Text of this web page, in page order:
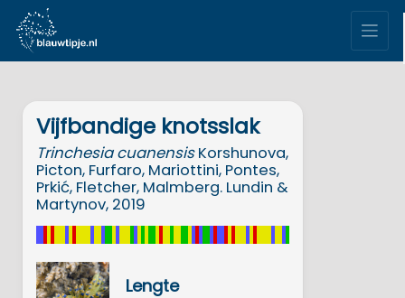
Vijfbandige knotsslak
Trinchesia cuanensis Korshunova,
Picton, Furfaro, Mariottini, Pontes,
Prkić, Fletcher, Malmberg. Lundin &
Martynov, 2019
Lengte